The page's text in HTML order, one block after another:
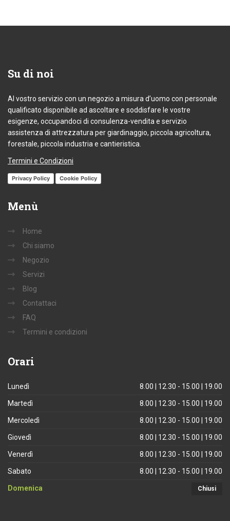
Su di noi
Al vostro servizio con un negozio a misura d’uomo con personale
qualificato disponibile ad ascoltare e soddisfare le vostre
esigenze, occupandoci di consulenza-vendita e servizio
assistenza di attrezzatura per giardinaggio, piccola agricoltura,
forestale, piccola industria e cantieristica.
Termini e Condizioni
Privacy Policy Cookie Policy
Menù
Home
Chi siamo
Negozio
Servizi
Blog
Contattaci
FAQ
Termini e condizioni
Orari
Lunedì 8.00 | 12.30 - 15.00 | 19.00
Martedì 8.00 | 12.30 - 15.00 | 19.00
Mercoledì 8.00 | 12.30 - 15.00 | 19.00
Giovedì 8.00 | 12.30 - 15.00 | 19.00
Venerdì 8.00 | 12.30 - 15.00 | 19.00
Sabato 8.00 | 12.30 - 15.00 | 19.00
Domenica Chiusi